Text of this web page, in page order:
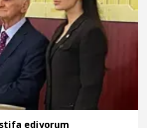
ediyorum